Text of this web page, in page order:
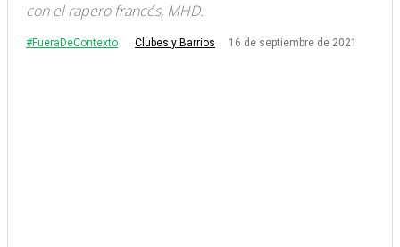
con el rapero francés, MHD.
#FueraDeContexto Clubes y Barrios 16 de septiembre de 2021